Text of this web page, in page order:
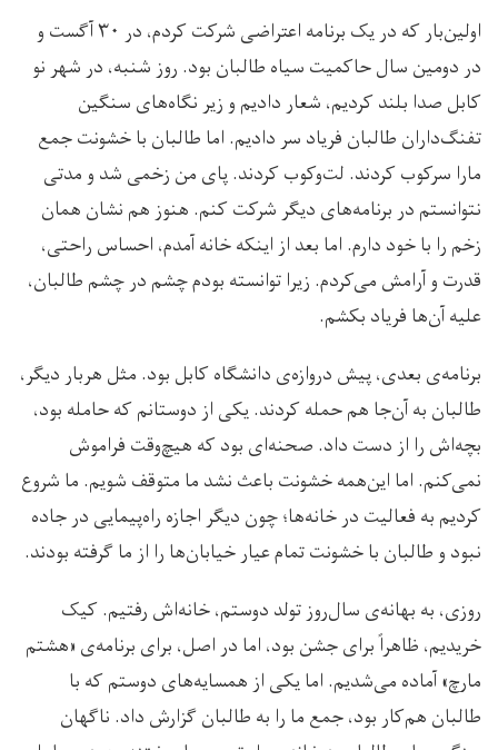
اولین‌بار که در یک برنامه اعتراضی شرکت کردم، در ۳۰ آگست و
در دومین سال حاکمیت سیاه طالبان بود. روز شنبه، در شهر نو
کابل صدا بلند کردیم، شعار دادیم و زیر نگاه‌های سنگین
تفنگ‌داران طالبان فریاد سر دادیم. اما طالبان با خشونت جمع
مارا سرکوب کردند. لت‌وکوب کردند. پای من زخمی شد و مدتی
نتوانستم در برنامه‌های دیگر شرکت کنم. هنوز هم نشان همان
زخم را با خود دارم. اما بعد از اینکه خانه آمدم، احساس راحتی،
قدرت و آرامش می‌کردم. زیرا توانسته بودم چشم در چشم طالبان،
علیه آن‌ها فریاد بکشم.
برنامه‌ی بعدی، پیش دروازه‌ی دانشگاه کابل بود. مثل هربار دیگر،
طالبان به آن‌جا هم حمله کردند. یکی از دوستانم که حامله بود،
بچه‌اش را از دست داد. صحنه‌ای بود که هیچ‌وقت فراموش
نمی‌کنم. اما این‌همه خشونت باعث نشد ما متوقف شویم. ما شروع
کردیم به فعالیت در خانه‌ها؛ چون دیگر اجازه راه‌پیمایی در جاده
نبود و طالبان با خشونت تمام عیار خیابان‌ها را از ما گرفته بودند.
روزی، به بهانه‌ی سال‌روز تولد دوستم، خانه‌اش رفتیم. کیک
خریدیم، ظاهراً برای جشن بود، اما در اصل، برای برنامه‌ی «هشتم
مارچ» آماده می‌شدیم. اما یکی از همسایه‌های دوستم که با
طالبان هم‌کار بود، جمع ما را به طالبان گزارش داد. ناگهان